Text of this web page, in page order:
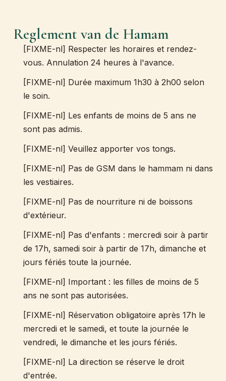
Reglement van de Hamam
[FIXME-nl] Respecter les horaires et rendez-
vous. Annulation 24 heures à l'avance.
[FIXME-nl] Durée maximum 1h30 à 2h00 selon
le soin.
[FIXME-nl] Les enfants de moins de 5 ans ne
sont pas admis.
[FIXME-nl] Veuillez apporter vos tongs.
[FIXME-nl] Pas de GSM dans le hammam ni dans
les vestiaires.
[FIXME-nl] Pas de nourriture ni de boissons
d'extérieur.
[FIXME-nl] Pas d'enfants : mercredi soir à partir
de 17h, samedi soir à partir de 17h, dimanche et
jours fériés toute la journée.
[FIXME-nl] Important : les filles de moins de 5
ans ne sont pas autorisées.
[FIXME-nl] Réservation obligatoire après 17h le
mercredi et le samedi, et toute la journée le
vendredi, le dimanche et les jours fériés.
[FIXME-nl] La direction se réserve le droit
d'entrée.